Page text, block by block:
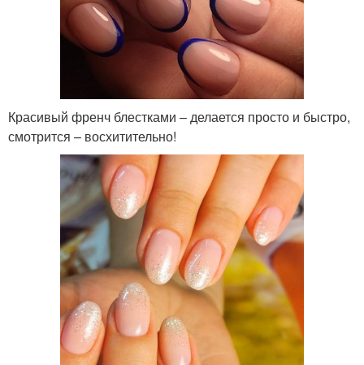
Красивый френч блестками – делается просто и быстро,
смотрится – восхитительно!